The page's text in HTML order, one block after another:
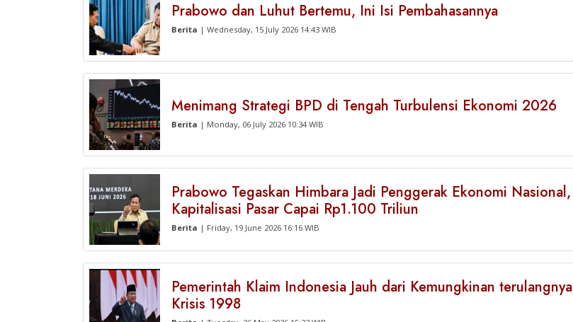
Prabowo dan Luhut Bertemu, Ini Isi Pembahasannya
Berita | Wednesday, 15 July 2026 14:43 WIB
Menimang Strategi BPD di Tengah Turbulensi Ekonomi 2026
Berita | Monday, 06 July 2026 10:34 WIB
Prabowo Tegaskan Himbara Jadi Penggerak Ekonomi Nasional,
Kapitalisasi Pasar Capai Rp1.100 Triliun
Berita | Friday, 19 June 2026 16:16 WIB
Pemerintah Klaim Indonesia Jauh dari Kemungkinan terulangnya
Krisis 1998